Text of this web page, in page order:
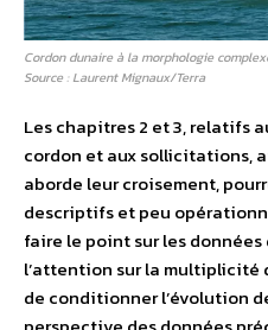
Cordon dunaire à la morphologie
Source : Laurent Mignaux/Terra
Les chapitres 2 et 3, relatifs
cordon et aux sollicitations,
aborde leur croisement,
descriptifs et peu
faire le point sur les
l’attention sur la multiplicité
de conditionner l’évolution